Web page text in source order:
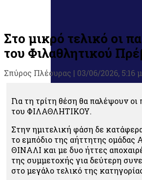
Στο μικρό τελικό οι
του Φιλαθλητικού
Σπύρος Πλέουρας | 03/06/2026, 5:16
Για τη τρίτη θέση θα παλέψουν οι
του ΦΙΛΑΘΛΗΤΙΚΟΥ.
Στην ημιτελική φάση δε
το εμπόδιο της αήττητης
ΘΙΝΑΛΙ και με δυο ήττες
της συμμετοχής για δεύτερη
στο μεγάλο τελικό της